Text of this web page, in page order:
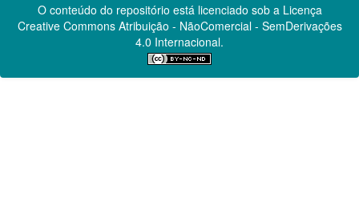
O conteúdo do repositório está licenciado sob a Licença
Creative CommonsAtribuição - NãoComercial - SemDerivações
4.0 Internacional.